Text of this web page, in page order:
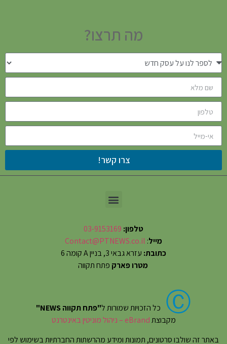
מה תרצו?
צרו קשר!
טלפון: 03-9153169
מייל:
Contact@PTNEWS.co.il
כתובת: עזרא גבאי 3, בניין A קומה 6
מטרו פארק פתח תקווה
Ⓒ כל הזכויות שמורות ל"פתח תקווה NEWS"
מקבוצתeBrand – ניהול מוניטין באינטרנט
באתר זה שולבו סרטונים, תמונות ומידע מהרשתות החברתיות בשימוש לפי